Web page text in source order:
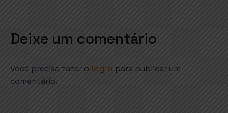
Deixe um comentário
Você precisa fazer o login para publicar um
comentário.